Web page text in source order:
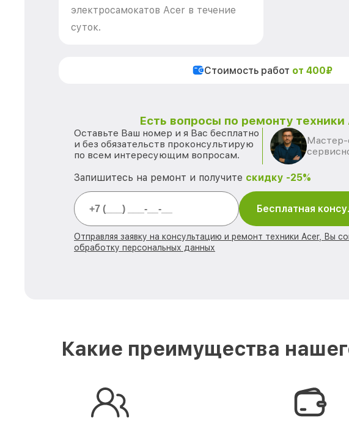
электросамокатов Acer в течение
суток.
Стоимость работ от 400₽
Есть вопросы по ремонту техники
Оставьте Ваш номер и я Вас бесплатно
и без обязательств проконсультирую
по всем интересующим вопросам.
Мастер-
Запишитесь на ремонт и получите скидку -25%
Бесплатная
Отправляя заявку на консультацию и ремонт техники Acer, Вы
обработку персональных данных
Какие преимущества